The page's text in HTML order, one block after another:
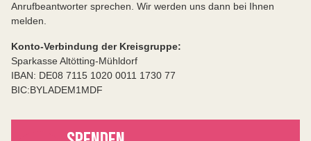
Anrufbeantworter sprechen. Wir werden uns dann bei Ihnen
melden.
Konto-Verbindung der Kreisgruppe:
Sparkasse Altötting-Mühldorf
IBAN: DE08 7115 1020 0011 1730 77
BIC:BYLADEM1MDF